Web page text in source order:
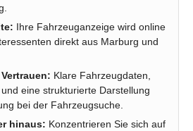
Ihre Fahrzeuganzeige wird online
direkt aus Marburg und
Klare Fahrzeugdaten,
eine strukturierte Darstellung
bei der Fahrzeugsuche.
hinaus: Konzentrieren Sie sich auf